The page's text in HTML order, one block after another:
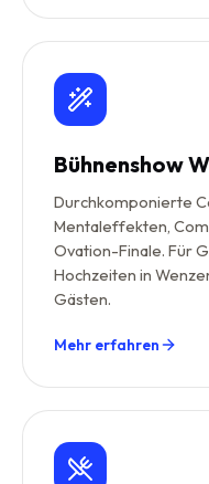
Bühnenshow
Durchkomponierte
Mentaleffekten,
Ovation-Finale. Für
Hochzeiten in
Gästen.
Mehr erfahren